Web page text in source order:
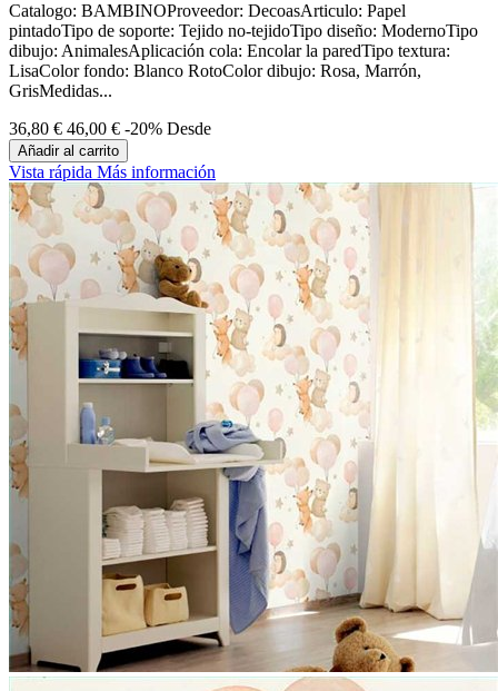
Catalogo: BAMBINOProveedor: DecoasArticulo: Papel
pintadoTipo de soporte: Tejido no-tejidoTipo diseño: ModernoTipo
dibujo: AnimalesAplicación cola: Encolar la paredTipo textura:
LisaColor fondo: Blanco RotoColor dibujo: Rosa, Marrón,
GrisMedidas...
36,80 € 46,00 € -20% Desde
Añadir al carrito
Vista rápida Más información